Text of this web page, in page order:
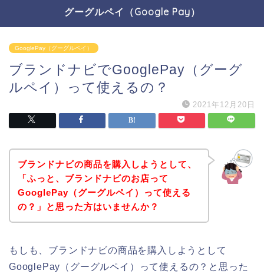
グーグルペイ（Google Pay）
GooglePay（グーグルペイ）
ブランドナビでGooglePay（グーグ
ルペイ）って使えるの？
2021年12月20日
ブランドナビの商品を購入しようとして、
「ふっと、ブランドナビのお店って
GooglePay（グーグルペイ）って使える
の？」と思った方はいませんか？
もしも、ブランドナビの商品を購入しようとして
GooglePay（グーグルペイ）って使えるの？と思った